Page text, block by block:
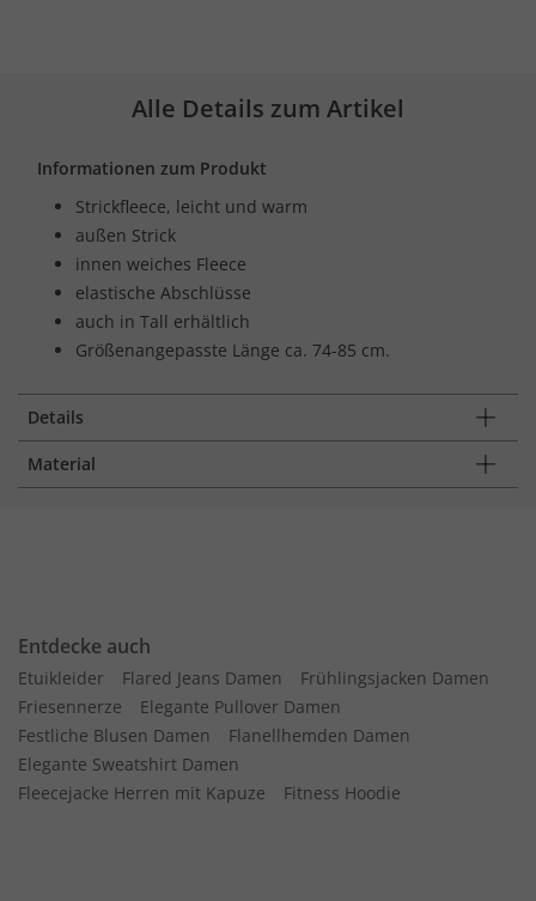
Alle Details zum Artikel
Informationen zum Produkt
Strickfleece, leicht und warm
außen Strick
innen weiches Fleece
elastische Abschlüsse
auch in Tall erhältlich
Größenangepasste Länge ca. 74-85 cm.
Details
Material
Entdecke auch
Etuikleider Flared Jeans Damen
Frühlingsjacken Damen
Friesennerze
Elegante Pullover Damen
Festliche Blusen Damen
Flanellhemden Damen
Elegante Sweatshirt Damen
Fleecejacke Herren mit Kapuze
Fitness Hoodie